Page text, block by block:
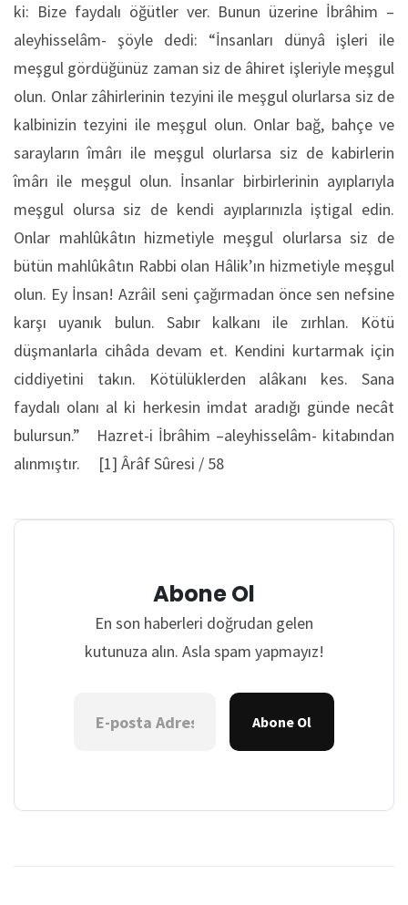
ki: Bize faydalı öğütler ver. Bunun üzerine İbrâhim –
aleyhisselâm- şöyle dedi: “İnsanları dünyâ işleri ile
meşgul gördüğünüz zaman siz de âhiret işleriyle meşgul
olun. Onlar zâhirlerinin tezyini ile meşgul olurlarsa siz de
kalbinizin tezyini ile meşgul olun. Onlar bağ, bahçe ve
sarayların îmârı ile meşgul olurlarsa siz de kabirlerin
îmârı ile meşgul olun. İnsanlar birbirlerinin ayıplarıyla
meşgul olursa siz de kendi ayıplarınızla iştigal edin.
Onlar mahlûkâtın hizmetiyle meşgul olurlarsa siz de
bütün mahlûkâtın Rabbi olan Hâlik’ın hizmetiyle meşgul
olun. Ey İnsan! Azrâil seni çağırmadan önce sen nefsine
karşı uyanık bulun. Sabır kalkanı ile zırhlan. Kötü
düşmanlarla cihâda devam et. Kendini kurtarmak için
ciddiyetini takın. Kötülüklerden alâkanı kes. Sana
faydalı olanı al ki herkesin imdat aradığı günde necât
bulursun.” Hazret-i İbrâhim –aleyhisselâm- kitabından
alınmıştır. [1] Ârâf Sûresi / 58
Abone Ol
En son haberleri doğrudan gelen
kutunuza alın. Asla spam yapmayız!
Abone Ol